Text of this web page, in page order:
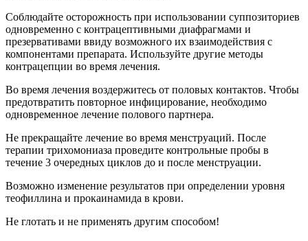
Соблюдайте осторожность при использовании суппозиториев
одновременно с контрацептивными диафрагмами и
презервативами ввиду возможного их взаимодействия с
компонентами препарата. Используйте другие методы
контрацепции во время лечения.
Во время лечения воздержитесь от половых контактов. Чтобы
предотвратить повторное инфицирование, необходимо
одновременное лечение полового партнера.
Не прекращайте лечение во время менструаций. После
терапии трихомониаза проведите контрольные пробы в
течение 3 очередных циклов до и после менструации.
Возможно изменение результатов при определении уровня
теофиллина и прокаинамида в крови.
Не глотать и не применять другим способом!